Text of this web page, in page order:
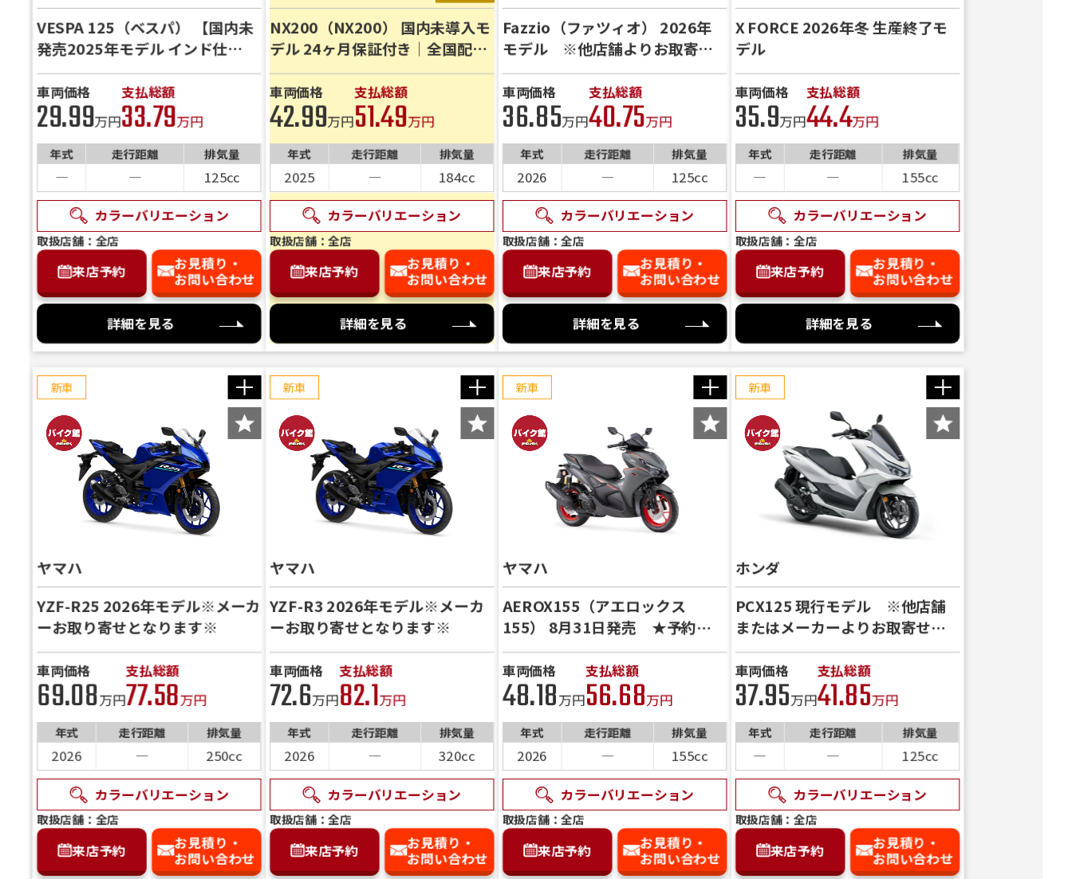
バイク館ではお乗り出しまでに必要な
概算のお支払総額を表示しております。
「お問い合わせ・来店予約」ボタンよりご依頼を頂けましたら、諸費用内
訳や、お客様のご希望に沿ったお見積もりを作成することも可能です！
是非、「お問い合わせ・来店予約」ボタンよりお気軽にご依頼ください。
VESPA 125（ベスパ） 【国内未
発売2025年モデル インド仕
様】 バイク館24ヶ月保証付｜
全国配送対応｜下取り歓迎 実車
確認・在庫確認受付中
車両価格
29.99万円
支払総額
33.79万円
年式 走行距離 排気量
― ― 125cc
カラーバリエーション
取扱店舗：全店
来店予約
お見積り・
お問い合わせ
詳細を見る
NX200（NX200） 国内未導入モ
デル 24ヶ月保証付き｜全国配送
対応｜下取り歓迎 実車確認・在
庫確認受付中
車両価格
42.99万円
支払総額
51.49万円
年式 走行距離 排気量
2025 ― 184cc
カラーバリエーション
取扱店舗：全店
来店予約
お見積り・
お問い合わせ
詳細を見る
Fazzio（ファツィオ） 2026年
モデル ※他店舗よりお取寄せ
の場合がございます※
車両価格
36.85万円
支払総額
40.75万円
年式 走行距離 排気量
2026 ― 125cc
カラーバリエーション
取扱店舗：全店
来店予約
お見積り・
お問い合わせ
詳細を見る
X FORCE 2026年冬 生産終了モ
デル
車両価格
35.9万円
支払総額
44.4万円
年式 走行距離 排気量
― ― 155cc
カラーバリエーション
取扱店舗：全店
来店予約
お見積り・
お問い合わせ
詳細を見る
新車
ヤマハ
YZF-R25 2026年モデル※メーカ
ーお取り寄せとなります※
車両価格
69.08万円
支払総額
77.58万円
年式 走行距離 排気量
2026 ― 250cc
カラーバリエーション
取扱店舗：全店
来店予約
お見積り・
お問い合わせ
新車
ヤマハ
YZF-R3 2026年モデル※メーカ
ーお取り寄せとなります※
車両価格
72.6万円
支払総額
82.1万円
年式 走行距離 排気量
2026 ― 320cc
カラーバリエーション
取扱店舗：全店
来店予約
お見積り・
お問い合わせ
新車
ヤマハ
AEROX155（アエロックス
155） 8月31日発売 ★予約受
付中★
車両価格
48.18万円
支払総額
56.68万円
年式 走行距離 排気量
2026 ― 155cc
カラーバリエーション
取扱店舗：全店
来店予約
お見積り・
お問い合わせ
新車
ホンダ
PCX125 現行モデル ※他店舗
またはメーカーよりお取寄せの
場合がございます※
車両価格
37.95万円
支払総額
41.85万円
年式 走行距離 排気量
― ― 125cc
カラーバリエーション
取扱店舗：全店
来店予約
お見積り・
お問い合わせ
前へ 次へ
VESPA 125（ベスパ） 【国内未発売2025年モデル インド仕様】 バイク館24ヶ月保証
付｜全国配送対応｜下取り歓迎 実車確認・在庫確認受付中
アズーロブルー ネロブラック パールホワイト ロッソレッド
ミントグリーン
【予約完売】
詳細を見る
NX200（NX200） 国内未導入モデル 24ヶ月保証付き｜全国配送対応｜下取り歓迎 実車
確認・在庫確認受付中
レイディアントレッドメタリ
ック
アスレチックブルーメタリッ
ク
パールイグニアスブラック
詳細を見る
ライトグレーイッシュ
ド1（リーフグリー
ダルブルーソリッドB
ペールグリーニッシュ
（パステルイエロー）
ブラックメタリック12
詳細を見る
マットダークブルーイ
ク4（マットダークグ
リーン）
マットイエローイッシ
（Mベージュ）
ブルーイッシュホワイ
ト）
ブラックメタリックX
詳細を見る
ーメタリックC（ブルー）
ラック）
ンソリッド2（ライトグリー
ン）
詳細を見る
ーメタリックC（ブルー）
ラック）
ンソリッド2（ライトグリー
ン）
詳細を見る
マットダークグレーメタリックA シルバー8
詳細を見る
PCX125 現行モデル ※他店舗またはメーカーよりお取寄せの場合がございます※
ホワイト
ラック
ー
ーメタリック
詳細を見る
CYGNUS RAY ZR Street Rally HYBRID（シグナスレイZRストリートラリーハイブリッ
ド） 8月入荷予定 ★先行予約受付中★
マットグレーメタリック
マットライトグレーメタリッ
ク
サイバーグリーン
詳細を見る
FASCINO125 HYBRID 【2026年NEWモデル】8月入荷予定 ★先行予約受付中★ バ
イク館24ヶ月保証付
マットブラック-SPL マットグレー-SPL ダークマットブルー
詳細を見る
V-STROM SX 【2025年モデル】 在庫限り ※在庫店舗よりお取り寄せとなります※
チャンピオンイエローNo.2
（YU1）
グラススパークルブラック
（YVB）
ソノマレッドメタリック（Q
SB）
詳細を見る
SV650X 店頭在庫限り
パールテックホワイト
詳細を見る
パールマットシャドーグリー
ン/マットブラックメタリッ
クNo.2
パールビガーブルー/マット
ブラックメタリックNo.2
マットブラックメタリックN
o.2
詳細を見る
SUPER CUB 50 ﾌｧｲﾅﾙｴﾃﾞｨｼｮﾝ（スーパーカブ50 ファイナルエディション） ※他店舗よ
りお取寄せの場合がございます
ボニーブルー
詳細を見る
SUPER CUB 50 HELLO KITTY（スーパーカブ50 ハローキティ） ※他店舗よりお取寄せ
の場合がございます※現行モデル 受注期間限定車
マグナレッド
詳細を見る
SUPER CUB 110 HELLO KITTY（スーパーカブ110 ハローキティ） 現行モデル 受注期
間限定車 ※バイク館グループ店の在庫限りであり、店舗によりお取寄せの場合がござ
います※
マグナレッド
詳細を見る
MT-25 現行モデル ※メーカーよりお取り寄せとなります※
ディープパープリッシュブル
ーメタリックC（ブルー）
マットライトグレーメタリッ
ク4(マットライトグレー)
マットダークグレーメタリッ
ク8（マットダークグレー）
詳細を見る
マットライトグレーメタリック4
詳細を見る
KATANA（カタナ） 【2026年モデル】※メーカーお取り寄せとなります※
ミスティックシルバーメタリック パールビガーブルー
詳細を見る
GSX-S1000GT 【2025モデル】※在庫限り※
パールビガーブルー キャンディダーリングレッドオールトグレーメタリックN
o.3
詳細を見る